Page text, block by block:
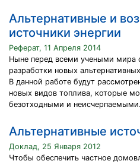
Альтернативные и
источники энергии
Реферат, 11 Апреля 2014
Ныне перед всеми учеными мира
разработки новых
В данной работе будут
новых видов топлива, которые
безотходными и неисчерпаемыми.
Альтернативные
Доклад, 25 Января 2012
Чтобы обеспечить частное